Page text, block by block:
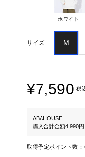
ホワイト
サイズ M
¥7,590 税
ABAHOUSE
購入合計金額4,990
取得予定ポイント数：